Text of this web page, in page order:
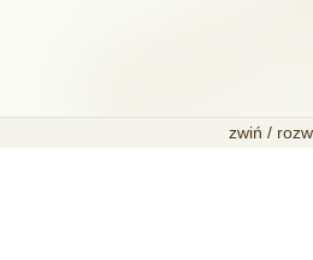
zwiń /